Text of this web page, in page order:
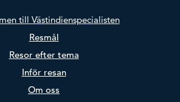
till Västindienspecialisten
Resmål
Resor efter tema
Inför resan
Om oss